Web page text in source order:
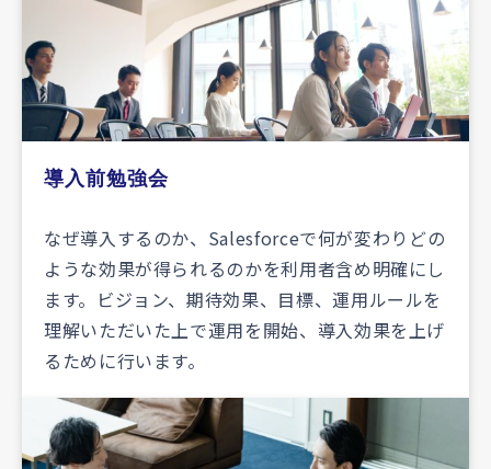
導入前勉強会
なぜ導入するのか、Salesforceで何が変わりどの
ような効果が得られるのかを利用者含め明確にし
ます。ビジョン、期待効果、目標、運用ルールを
理解いただいた上で運用を開始、導入効果を上げ
るために行います。